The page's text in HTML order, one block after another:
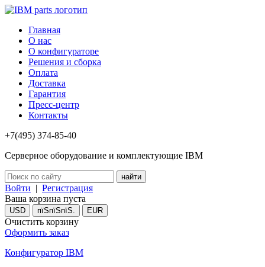
Главная
О нас
О конфигураторе
Решения и сборка
Оплата
Доставка
Гарантия
Пресс-центр
Контакты
+7(495) 374-85-40
Серверное оборудование и комплектующие IBM
Войти | Регистрация
Ваша корзина пуста
USD пїЅпїЅпїЅ. EUR
Очистить корзину
Оформить заказ
Конфигуратор IBM